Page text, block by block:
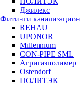
Джилекс
Фитинги
REHAU
UPONOR
Millennium
CON-PIPE SML
Агригазполимер
Ostendorf
ПОЛИТЭК